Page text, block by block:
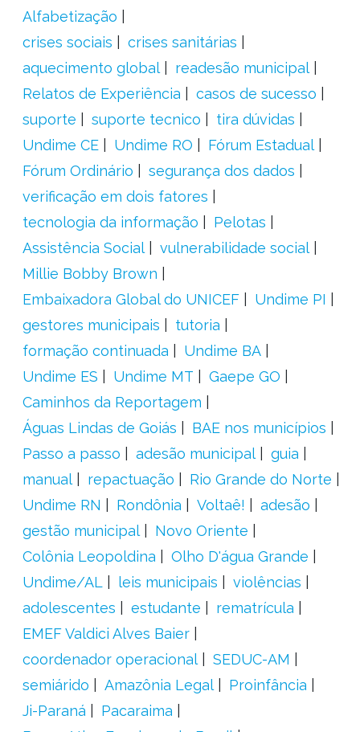
Alfabetização
crises sociais
crises sanitárias
aquecimento global
readesão municipal
Relatos de Experiência
casos de sucesso
suporte
suporte tecnico
tira dúvidas
Undime CE
Undime RO
Fórum Estadual
Fórum Ordinário
segurança dos dados
verificação em dois fatores
tecnologia da informação
Pelotas
Assistência Social
vulnerabilidade social
Millie Bobby Brown
Embaixadora Global do UNICEF
Undime PI
gestores municipais
tutoria
formação continuada
Undime BA
Undime ES
Undime MT
Gaepe GO
Caminhos da Reportagem
Águas Lindas de Goiás
BAE nos municípios
Passo a passo
adesão municipal
guia
manual
repactuação
Rio Grande do Norte
Undime RN
Rondônia Voltaê!
adesão
gestão municipal
Novo Oriente
Colônia Leopoldina
Olho D'água Grande
Undime/AL
leis municipais
violências
adolescentes
estudante
rematrícula
EMEF Valdici Alves Baier
coordenador operacional
SEDUC-AM
semiárido
Amazônia Legal
Proinfância
Ji-Paraná
Pacaraima